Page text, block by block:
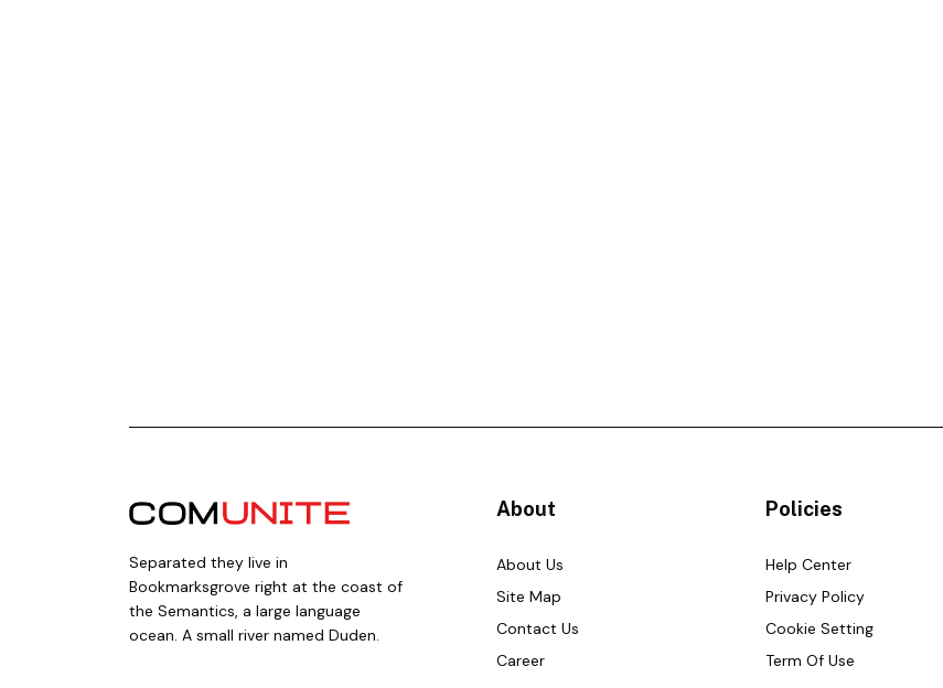
Separated they live in
Bookmarksgrove right at the coast of
the Semantics, a large language
ocean. A small river named Duden.
About
About Us
Site Map
Contact Us
Career
Policies
Help Center
Privacy Policy
Cookie Setting
Term Of Use